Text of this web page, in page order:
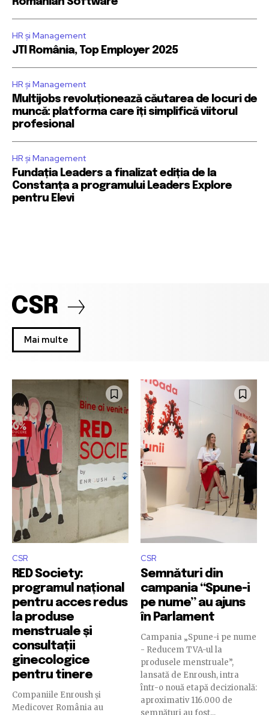
HR și Management
JTI România, Top Employer 2025
HR și Management
Multijobs revoluționează căutarea de locuri de
muncă: platforma care îți simplifică viitorul
profesional
HR și Management
Fundația Leaders a finalizat ediția de la
Constanța a programului Leaders Explore
pentru Elevi
CSR
Mai multe
CSR
RED Society:
programul național
pentru acces redus
la produse
menstruale și
consultații
ginecologice
pentru tinere
Companiile Enroush și
Medicover România au
CSR
Semnături din
campania “Spune-i
pe nume” au ajuns
în Parlament
Campania „Spune-i pe nume
- Reducem TVA-ul la
produsele menstruale”,
lansată de Enroush, intra
într-o nouă etapă decizională:
aproximativ 116.000 de
semnături au fost...